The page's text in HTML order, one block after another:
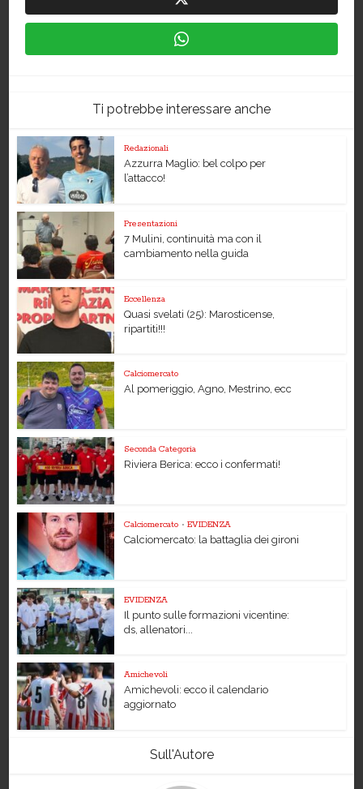
Ti potrebbe interessare anche
Redazionali
Azzurra Maglio: bel colpo per
l’attacco!
Presentazioni
7 Mulini, continuità ma con il
cambiamento nella guida
Eccellenza
Quasi svelati (25): Marosticense,
ripartiti!!!
Calciomercato
Al pomeriggio, Agno, Mestrino, ecc
Seconda Categoria
Riviera Berica: ecco i confermati!
Calciomercato • EVIDENZA
Calciomercato: la battaglia dei gironi
EVIDENZA
Il punto sulle formazioni vicentine:
ds, allenatori...
Amichevoli
Amichevoli: ecco il calendario
aggiornato
Sull'Autore